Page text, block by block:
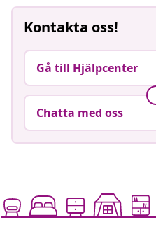
Kontakta oss!
Gå till Hjälpcenter
Chatta med oss